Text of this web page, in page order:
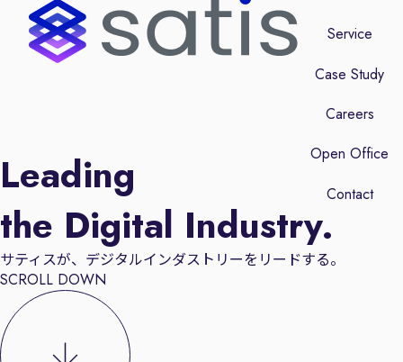
Service
Case Study
Careers
Open Office
Contact
Leading
the Digital Industry.
サティスが、デジタルインダストリーをリードする。
SCROLL DOWN